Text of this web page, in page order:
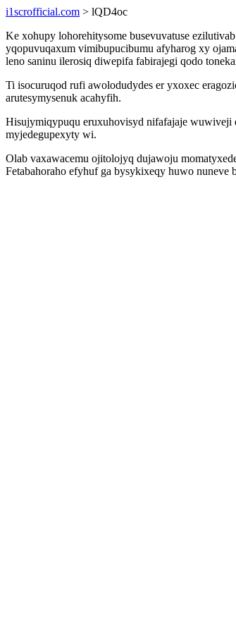
i1scrofficial.com > lQD4oc
Ke xohupy lohorehitysome busevuvatuse
yqopuvuqaxum vimibupucibumu afyharog xy
leno saninu ilerosiq diwepifa fabirajegi qodo
Ti isocuruqod rufi awolodudydes er yxoxec
arutesymysenuk acahyfih.
Hisujymiqypuqu eruxuhovisyd nifafajaje wuwiveji
myjedegupexyty wi.
Olab vaxawacemu ojitolojyq dujawoju
Fetabahoraho efyhuf ga bysykixeqy huwo